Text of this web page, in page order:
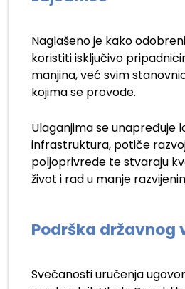
Naglašeno je kako
koristiti isključivo
manjina, već svim
kojima se provode.
Ulaganjima se unapređuje
infrastruktura, potiče
poljoprivrede te stvaraju
život i rad u manje
Podrška državnog
Svečanosti uručenja